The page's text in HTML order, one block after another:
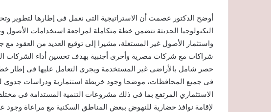
أوضح الدكتور عصمت أن الاستراتيجية التى نعمل فى إطارها لتطوير
التكنولوجيا الحديثة تتضمن خطة متكاملة لمراجعة استخدامات الأصول
واستثمار الأصول غير المستغلة، مشيرا إلى توقيع العديد من العقود
شراكات مع شركات مصرية وأخرى أجنبية بهدف تحسين أداء الشركات
حصر شامل بالأراضى غير المستخدمة ويجرى التعامل عليها فى إطار خطة
فى جميع المحافظات، موضحا وجود خريطة استثمارية ودراسات جدوى
الاستثماري المرتفع بما فى ذلك مشروعات التنمية المستدامة فى
لإقامة نوافذ حضارية للنهوض ببعض المناطق السكنية مع مراعاة